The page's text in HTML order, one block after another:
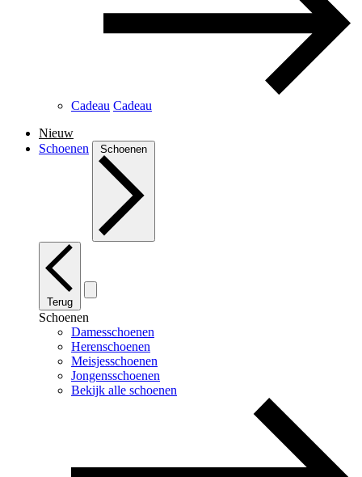
Cadeau Cadeau
Nieuw
Schoenen
Schoenen
Terug
Schoenen
Damesschoenen
Herenschoenen
Meisjesschoenen
Jongensschoenen
Bekijk alle schoenen